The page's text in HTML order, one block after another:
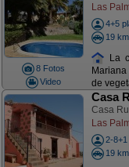
8 Fotos
Video
Las
4+5
19
La
de
Casa
Casa
Las
2-8+1
19